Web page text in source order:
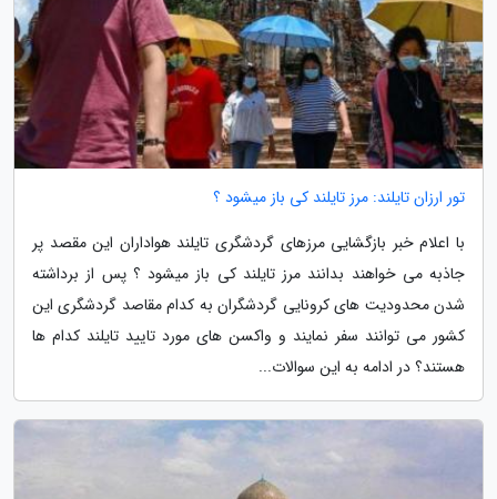
تور ارزان تایلند: مرز تایلند کی باز میشود ؟
با اعلام خبر بازگشایی مرزهای گردشگری تایلند هواداران این مقصد پر
جاذبه می خواهند بدانند مرز تایلند کی باز میشود ؟ پس از برداشته
شدن محدودیت های کرونایی گردشگران به کدام مقاصد گردشگری این
کشور می توانند سفر نمایند و واکسن های مورد تایید تایلند کدام ها
هستند؟ در ادامه به این سوالات...